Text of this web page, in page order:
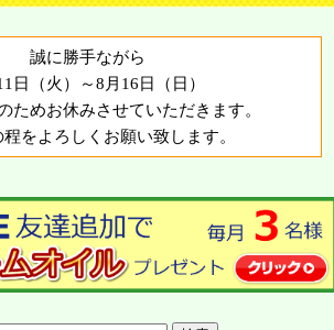
誠に勝手ながら
日（火）～8月16日（日）
ためお休みさせていただきます。
程をよろしくお願い致します。